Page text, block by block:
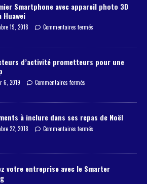
Smartphone avec appareil photo 3D
Huawei
19, 2018 Commentaires fermés
d’activité prometteurs pour une
6, 2019 Commentaires fermés
à inclure dans ses repas de Noël
22, 2018 Commentaires fermés
votre entreprise avec le Smarter